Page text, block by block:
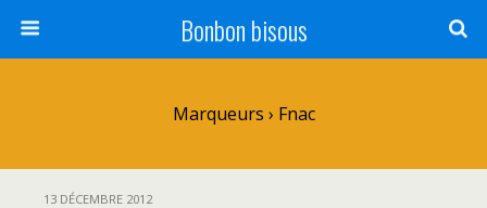
Bonbon bisous
Marqueurs › Fnac
13 DÉCEMBRE 2012